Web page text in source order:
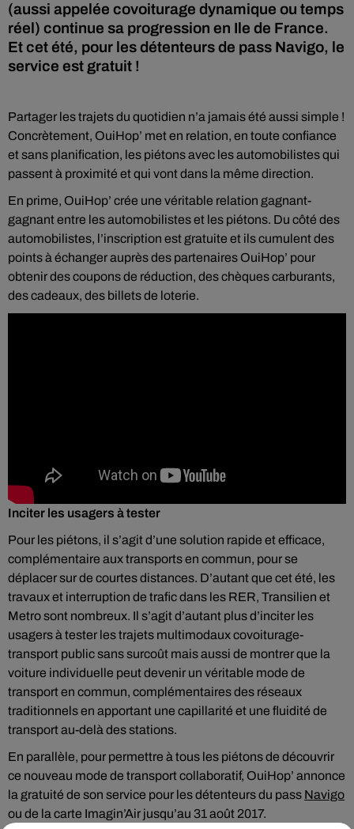
(aussi appelée covoiturage dynamique ou temps
réel) continue sa progression en Ile de France.
Et cet été, pour les détenteurs de pass Navigo, le
service est gratuit !
Partager les trajets du quotidien n’a jamais été aussi simple !
Concrètement, OuiHop’ met en relation, en toute confiance
et sans planification, les piétons avec les automobilistes qui
passent à proximité et qui vont dans la même direction.
En prime, OuiHop’ crée une véritable relation gagnant-
gagnant entre les automobilistes et les piétons. Du côté des
automobilistes, l’inscription est gratuite et ils cumulent des
points à échanger auprès des partenaires OuiHop’ pour
obtenir des coupons de réduction, des chèques carburants,
des cadeaux, des billets de loterie.
Inciter les usagers à tester
Pour les piétons, il s’agit d’une solution rapide et efficace,
complémentaire aux transports en commun, pour se
déplacer sur de courtes distances. D’autant que cet été, les
travaux et interruption de trafic dans les RER, Transilien et
Metro sont nombreux. Il s’agit d’autant plus d’inciter les
usagers à tester les trajets multimodaux covoiturage-
transport public sans surcoût mais aussi de montrer que la
voiture individuelle peut devenir un véritable mode de
transport en commun, complémentaires des réseaux
traditionnels en apportant une capillarité et une fluidité de
transport au-delà des stations.
En parallèle, pour permettre à tous les piétons de découvrir
ce nouveau mode de transport collaboratif, OuiHop’ annonce
la gratuité de son service pour les détenteurs du pass Navigo
ou de la carte Imagin’Air jusqu’au 31 août 2017.